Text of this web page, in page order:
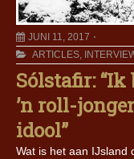
JUNI 11, 2017
ARTICLES,
Sólstafir:
’n roll-
idool”
Wat is het aan IJsland